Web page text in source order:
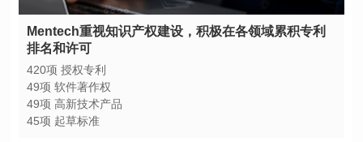
排名和许可
420项 授权专利
49项 软件著作权
49项 高新技术产品
45项 起草标准